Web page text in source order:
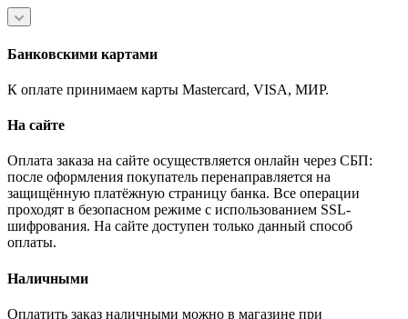
Банковскими картами
К оплате принимаем карты Mastercard, VISA, МИР.
На сайте
Оплата заказа на сайте осуществляется онлайн через СБП:
после оформления покупатель перенаправляется на
защищённую платёжную страницу банка. Все операции
проходят в безопасном режиме с использованием SSL-
шифрования. На сайте доступен только данный способ
оплаты.
Наличными
Оплатить заказ наличными можно в магазине при